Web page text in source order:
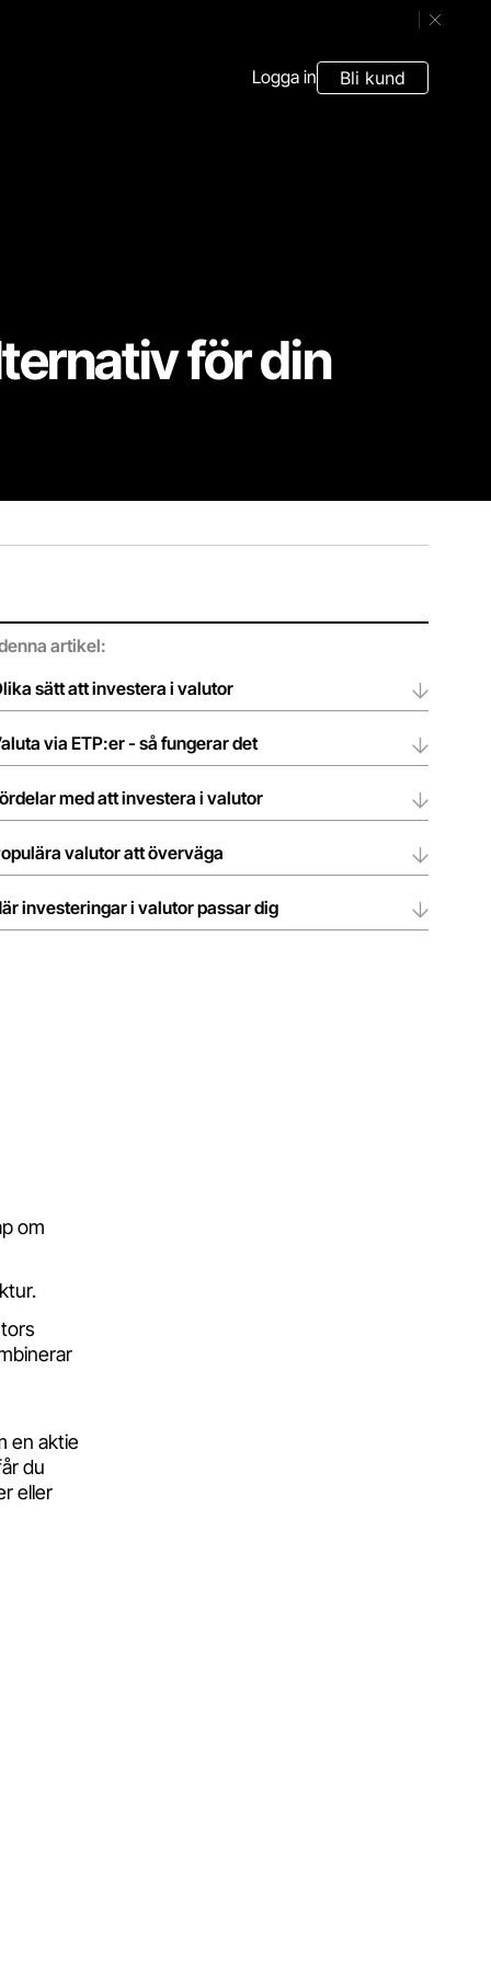
Stäng
Logga in Bli kund
för din
artikel:
sätt att investera i valutor
via ETP:er - så fungerar det
med att investera i valutor
valutor att överväga
investeringar i valutor passar dig
om
en aktie
du
eller